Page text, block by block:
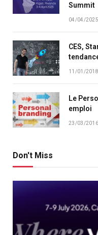
Summit
04/04/2025
CES,
11/01/2018
Le
emploi
23/03/2016
Don't Miss